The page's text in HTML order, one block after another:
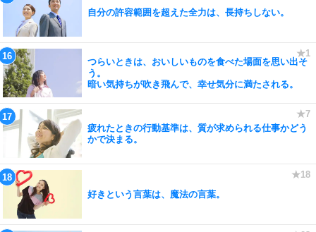
自分の許容範囲を超えた全力は、長持ちしない。
つらいときは、おいしいものを食べた場面を思い出そ
う。
暗い気持ちが吹き飛んで、幸せ気分に満たされる。
疲れたときの行動基準は、質が求められる仕事かどう
かで決まる。
好きという言葉は、魔法の言葉。